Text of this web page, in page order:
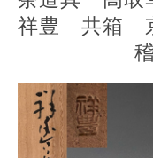
祥豊 共箱